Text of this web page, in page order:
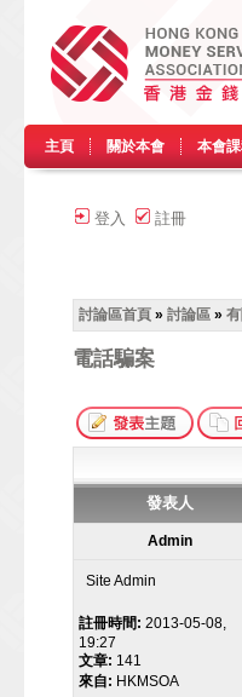
主頁 關於本會 本會
登入 註冊
討論區首頁 » 討論區 »
電話騙案
發表人
Admin
Site Admin
註冊時間: 2013-05-08,
19:27
文章: 141
來自: HKMSOA